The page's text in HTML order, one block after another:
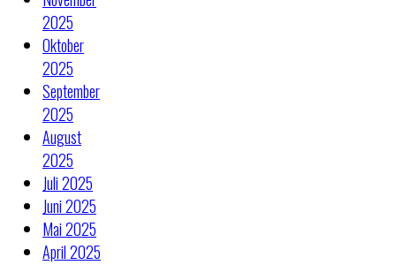
2025
Oktober
2025
September
2025
August
2025
Juli 2025
Juni 2025
Mai 2025
April 2025